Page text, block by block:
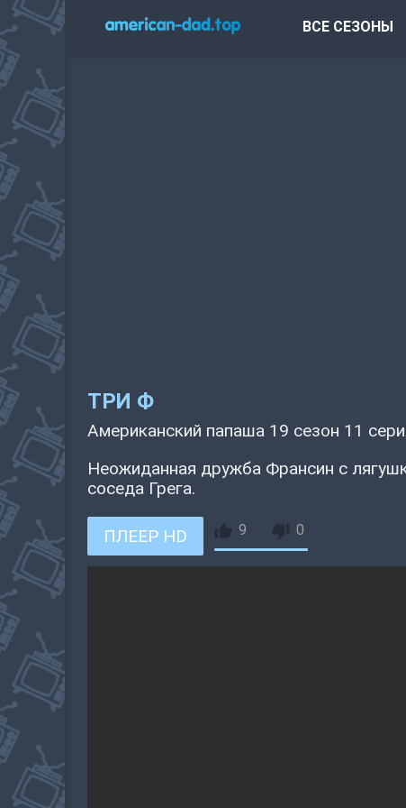
ВСЕ СЕЗОНЫ
ТРИ Ф
Американский папаша 19 сезон 11
Неожиданная дружба Франсин с
соседа Грега.
ПЛЕЕР HD 9 0